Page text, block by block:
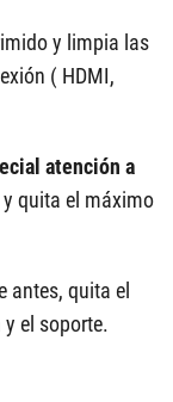
y limpia las
( HDMI,
atención a
y quita el máximo
antes, quita el
el soporte.